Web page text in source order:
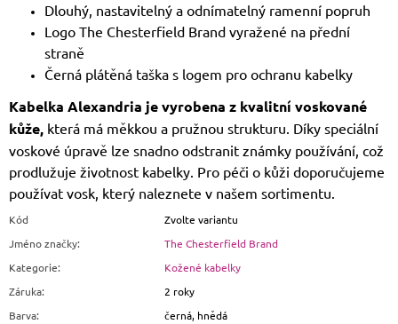
Dlouhý, nastavitelný a odnímatelný ramenní popruh
Logo The Chesterfield Brand vyražené na přední
straně
Černá plátěná taška s logem pro ochranu kabelky
Kabelka Alexandria je vyrobena z kvalitní voskované
kůže, která má měkkou a pružnou strukturu. Díky speciální
voskové úpravě lze snadno odstranit známky používání, což
prodlužuje životnost kabelky. Pro péči o kůži doporučujeme
používat vosk, který naleznete v našem sortimentu.
Kód
Zvolte variantu
Jméno značky:
The Chesterfield Brand
Kategorie:
Kožené kabelky
Záruka:
2 roky
Barva:
černá, hnědá